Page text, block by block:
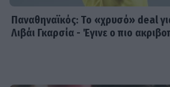
Παναθηναϊκός: Το «χρυσό» deal
Λιβάι Γκαρσία - Έγινε ο πιο